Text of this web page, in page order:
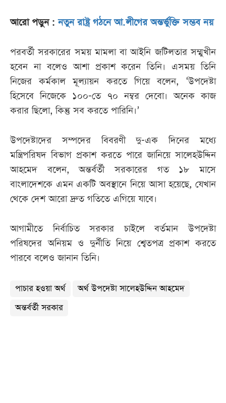
আরো পড়ুন :নতুন রাষ্ট্র গঠনে আ.লীগের অন্তর্ভুক্তি সম্ভব নয়
পরবর্তী সরকারের সময় মামলা বা আইনি জটিলতার সম্মুখীন
হবেন না বলেও আশা প্রকাশ করেন তিনি। এসময় তিনি
নিজের কর্মকাল মূল্যায়ন করতে গিয়ে বলেন, ‘উপদেষ্টা
হিসেবে নিজেকে ১০০-তে ৭০ নম্বর দেবো। অনেক কাজ
করার ছিলো, কিন্তু সব করতে পারিনি।’
উপদেষ্টাদের সম্পদের বিবরণী দু-এক দিনের মধ্যে
মন্ত্রিপরিষদ বিভাগ প্রকাশ করতে পারে জানিয়ে সালেহউদ্দিন
আহমেদ বলেন, অন্তর্বর্তী সরকারের গত ১৮ মাসে
বাংলাদেশকে এমন একটি অবস্থানে নিয়ে আসা হয়েছে, যেখান
থেকে দেশ আরো দ্রুত গতিতে এগিয়ে যাবে।
আগামীতে নির্বাচিত সরকার চাইলে বর্তমান উপদেষ্টা
পরিষদের অনিয়ম ও দুর্নীতি নিয়ে শ্বেতপত্র প্রকাশ করতে
পারবে বলেও জানান তিনি।
পাচার হওয়া অর্থ
অর্থ উপদেষ্টা সালেহউদ্দিন আহমেদ
অন্তর্বর্তী সরকার